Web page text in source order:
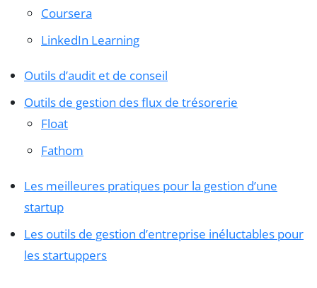
Coursera
LinkedIn Learning
Outils d’audit et de conseil
Outils de gestion des flux de trésorerie
Float
Fathom
Les meilleures pratiques pour la gestion d’une
startup
Les outils de gestion d’entreprise inéluctables pour
les startuppers